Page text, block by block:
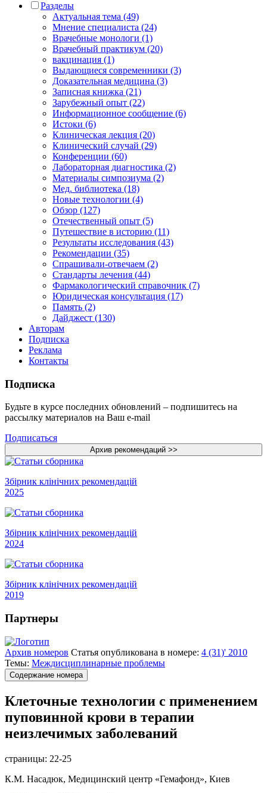
Разделы
Актуальная тема (49)
Мнение специалиста (24)
Врачебные монологи (1)
Врачебный практикум (20)
вакцинация (1)
Выдающиеся современники (3)
Доказательная медицина (3)
Записная книжка (21)
Зарубежный опыт (22)
Информационное сообщение (6)
Истоки (6)
Клиническая лекция (20)
Клинический случай (29)
Конференции (60)
Лабораторная диагностика (2)
Материалы симпозиума (2)
Мед. библиотека (18)
Новые технологии (4)
Обзор (127)
Отечественный опыт (5)
Путешествие в историю (11)
Результаты исследования (43)
Рекомендации (35)
Спрашивали-отвечаем (2)
Стандарты лечения (44)
Фармакологический справочник (7)
Юридическая консультация (17)
Память (2)
Дайджест (130)
Авторам
Подписка
Реклама
Контакты
Подписка
Будьте в курсе последних обновлений – подпишитесь на
рассылку материалов на Ваш e-mail
Подписаться
Збірник клінічних рекомендацій
2025
Збірник клінічних рекомендацій
2024
Збірник клінічних рекомендацій
2019
Партнеры
Архив номеров Статья опубликована в номере: 4 (31)' 2010
Темы: Междисциплинарные проблемы
Содержание номера
Клеточные технологии с применением
пуповинной крови в терапии
неизлечимых заболеваний
страницы: 22-25
К.М. Насадюк, Медицинский центр «Гемафонд», Киев